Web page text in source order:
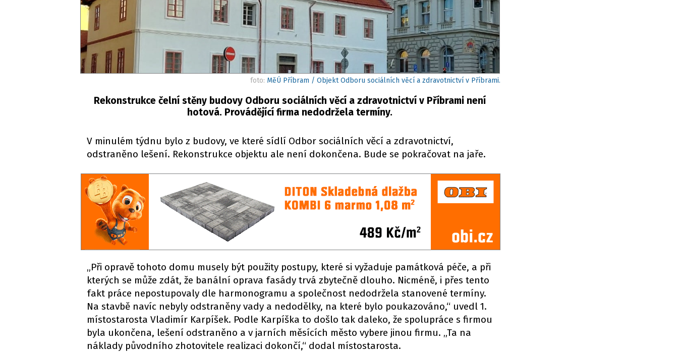
foto: MěÚ Příbram / Objekt Odboru sociálních věcí a zdravotnictví v Příbrami.
Rekonstrukce čelní stěny budovy Odboru sociálních věcí a zdravotnictví v Příbrami není
hotová. Provádějící firma nedodržela termíny.
V minulém týdnu bylo z budovy, ve které sídlí Odbor sociálních věcí a zdravotnictví,
odstraněno lešení. Rekonstrukce objektu ale není dokončena. Bude se pokračovat na jaře.
„Při opravě tohoto domu musely být použity postupy, které si vyžaduje památková péče, a při
kterých se může zdát, že banální oprava fasády trvá zbytečně dlouho. Nicméně, i přes tento
fakt práce nepostupovaly dle harmonogramu a společnost nedodržela stanovené termíny.
Na stavbě navíc nebyly odstraněny vady a nedodělky, na které bylo poukazováno,“ uvedl 1.
místostarosta Vladimír Karpíšek. Podle Karpíška to došlo tak daleko, že spolupráce s firmou
byla ukončena, lešení odstraněno a v jarních měsících město vybere jinou firmu. „Ta na
náklady původního zhotovitele realizaci dokončí,“ dodal místostarosta.